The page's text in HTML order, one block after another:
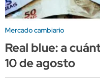
Mercado cambiario
Real blue: a
10 de agosto